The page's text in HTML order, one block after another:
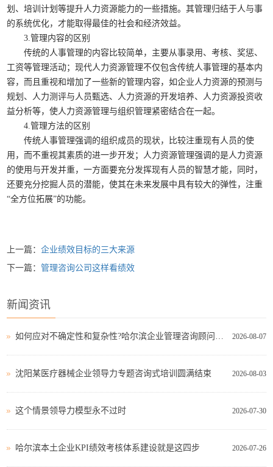
划、培训计划等提升人力资源能力的一些措施。其管理归结于人与事
的系统优化，才能取得最佳的社会和经济效益。
3.管理内容的区别
传统的人事管理的内容比较简单，主要从事录用、考核、奖惩、
工资等管理活动；现代人力资源管理不仅包含传统人事管理的基本内
容，而且重视和增加了一些新的管理内容，如企业人力资源的预测与
规划、人力测评与人员甄选、人力资源的开发培养、人力资源投资收
益分析等，使人力资源管理与组织管理紧密结合在一起。
4.管理方法的区别
传统人事管理强调的组织成员的现状，比较注重现有人员的使
用，而不重视其素质的进一步开发；人力资源管理强调的是人力资源
的使用与开发并重，一方面要充分发挥现有人员的智慧才能，同时，
还要充分挖掘人员的潜能，使其在未来发展中具有较大的弹性，注重
“全方位拓展”的功能。
上一篇：企业绩效目标的三大来源
下一篇：管理咨询公司这样看绩效
新闻资讯
2026-08-07
如何应对不确定性和复杂性?哈尔滨企业管理咨询顾问这样看!
2026-08-03
沈阳某医疗器械企业领导力专题咨询式培训圆满结束
2026-07-30
这个情景领导力模型永不过时
2026-07-26
哈尔滨本土企业KPI绩效考核体系建设就是这四步